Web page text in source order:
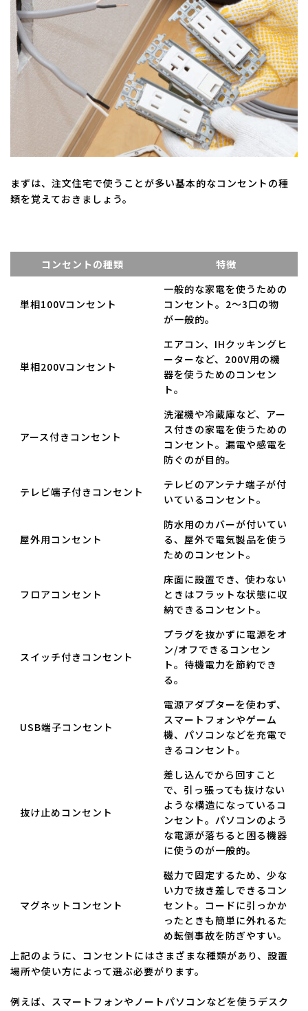
まずは、注文住宅で使うことが多い基本的なコンセントの種
類を覚えておきましょう。
コンセントの種類 特徴
単相100Vコンセント
一般的な家電を使うための
コンセント。2～3口の物
が一般的。
単相200Vコンセント
エアコン、IHクッキングヒ
ーターなど、200V用の機
器を使うためのコンセン
ト。
アース付きコンセント
洗濯機や冷蔵庫など、アー
ス付きの家電を使うための
コンセント。漏電や感電を
防ぐのが目的。
テレビ端子付きコンセント
テレビのアンテナ端子が付
いているコンセント。
屋外用コンセント
防水用のカバーが付いてい
る、屋外で電気製品を使う
ためのコンセント。
フロアコンセント
床面に設置でき、使わない
ときはフラットな状態に収
納できるコンセント。
スイッチ付きコンセント
プラグを抜かずに電源をオ
ン/オフできるコンセン
ト。待機電力を節約でき
る。
USB端子コンセント
電源アダプターを使わず、
スマートフォンやゲーム
機、パソコンなどを充電で
きるコンセント。
抜け止めコンセント
差し込んでから回すこと
で、引っ張っても抜けない
ような構造になっているコ
ンセント。パソコンのよう
な電源が落ちると困る機器
に使うのが一般的。
マグネットコンセント
磁力で固定するため、少な
い力で抜き差しできるコン
セント。コードに引っかか
ったときも簡単に外れるた
め転倒事故を防ぎやすい。
上記のように、コンセントにはさまざまな種類があり、設置
場所や使い方によって選ぶ必要がります。
例えば、スマートフォンやノートパソコンなどを使うデスク